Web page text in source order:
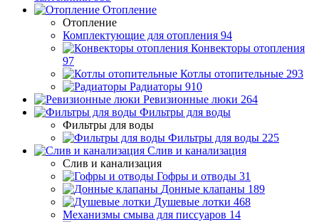
Отопление
Отопление
Комплектующие для отопления 94
Конвекторы отопления
97
Котлы отопительные 293
Радиаторы 910
Ревизионные люки 264
Фильтры для воды
Фильтры для воды
Фильтры для воды 225
Слив и канализация
Слив и канализация
Гофры и отводы 31
Донные клапаны 189
Душевые лотки 468
Механизмы смыва для писсуаров 14